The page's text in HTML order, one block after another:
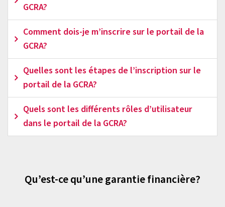
GCRA?
Comment dois-je m’inscrire sur le portail de la
GCRA?
Quelles sont les étapes de l’inscription sur le
portail de la GCRA?
Quels sont les différents rôles d’utilisateur
dans le portail de la GCRA?
Qu’est-ce qu’une garantie financière?